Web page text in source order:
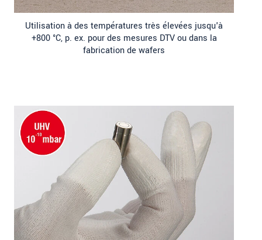
Utilisation à des températures très élevées jusqu'à
+800 °C, p. ex. pour des mesures DTV ou dans la
fabrication de wafers